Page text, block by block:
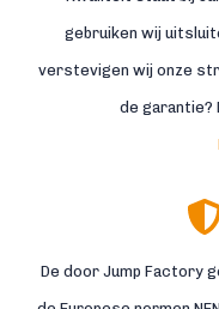
gebruiken wij
verstevigen wij onze
de garantie?
De door Jump Factory